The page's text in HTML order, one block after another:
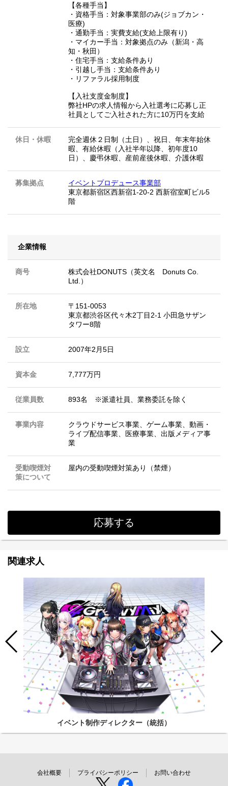
【各種手当】
・資格手当：対象事業部のみ(ジョブカン・
医療)
・通勤手当：実費支給(支給上限有り)
・マイカー手当：対象拠点のみ（新潟・高
知・秋田）
・住宅手当：支給条件あり
・引越し手当：支給条件あり
・リファラル採用制度
【入社支度金制度】
弊社HPの求人情報から入社選考に応募し正
社員としてご入社された方に10万円を支給
休日・休暇
完全週休２日制（土日）、祝日、年末年始休
暇、有給休暇（入社半年以降、初年度10
日）、慶弔休暇、産前産後休暇、介護休暇
募集拠点
イベントプロデュース事業部
東京都新宿区西新宿1-20-2 西新宿室町ビル5
階
企業情報
商号
株式会社DONUTS（英文名 Donuts Co.
Ltd.）
所在地
〒151-0053
東京都渋谷区代々木2丁目2-1 小田急サザン
タワー8階
設立 2007年2月5日
資本金 7,777万円
従業員数 893名 ※派遣社員、業務委託を除く
事業内容
クラウドサービス事業、ゲーム事業、動画・
ライブ配信事業、医療事業、出版メディア事
業
受動喫煙対
策について
屋内の受動喫煙対策あり（禁煙）
応募する
関連求人
イベント制作ディレクター（統括）
会社概要 プライバシーポリシー お問い合わせ